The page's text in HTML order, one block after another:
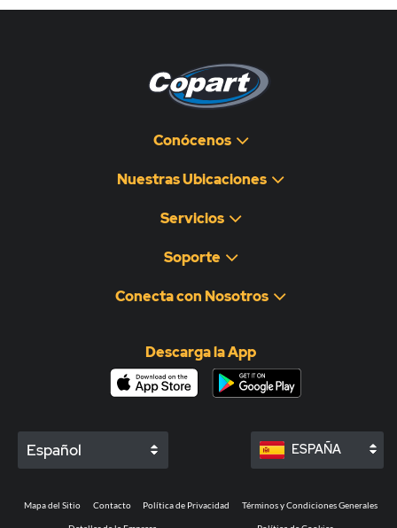
Conócenos
Nuestras Ubicaciones
Servicios
Soporte
Conecta con Nosotros
Descarga la App
Español ESPAÑA
Mapa del Sitio Contacto Política de Privacidad Términos y Condiciones Generales